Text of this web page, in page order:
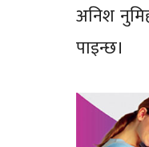
अनिश
पाइन्छ।